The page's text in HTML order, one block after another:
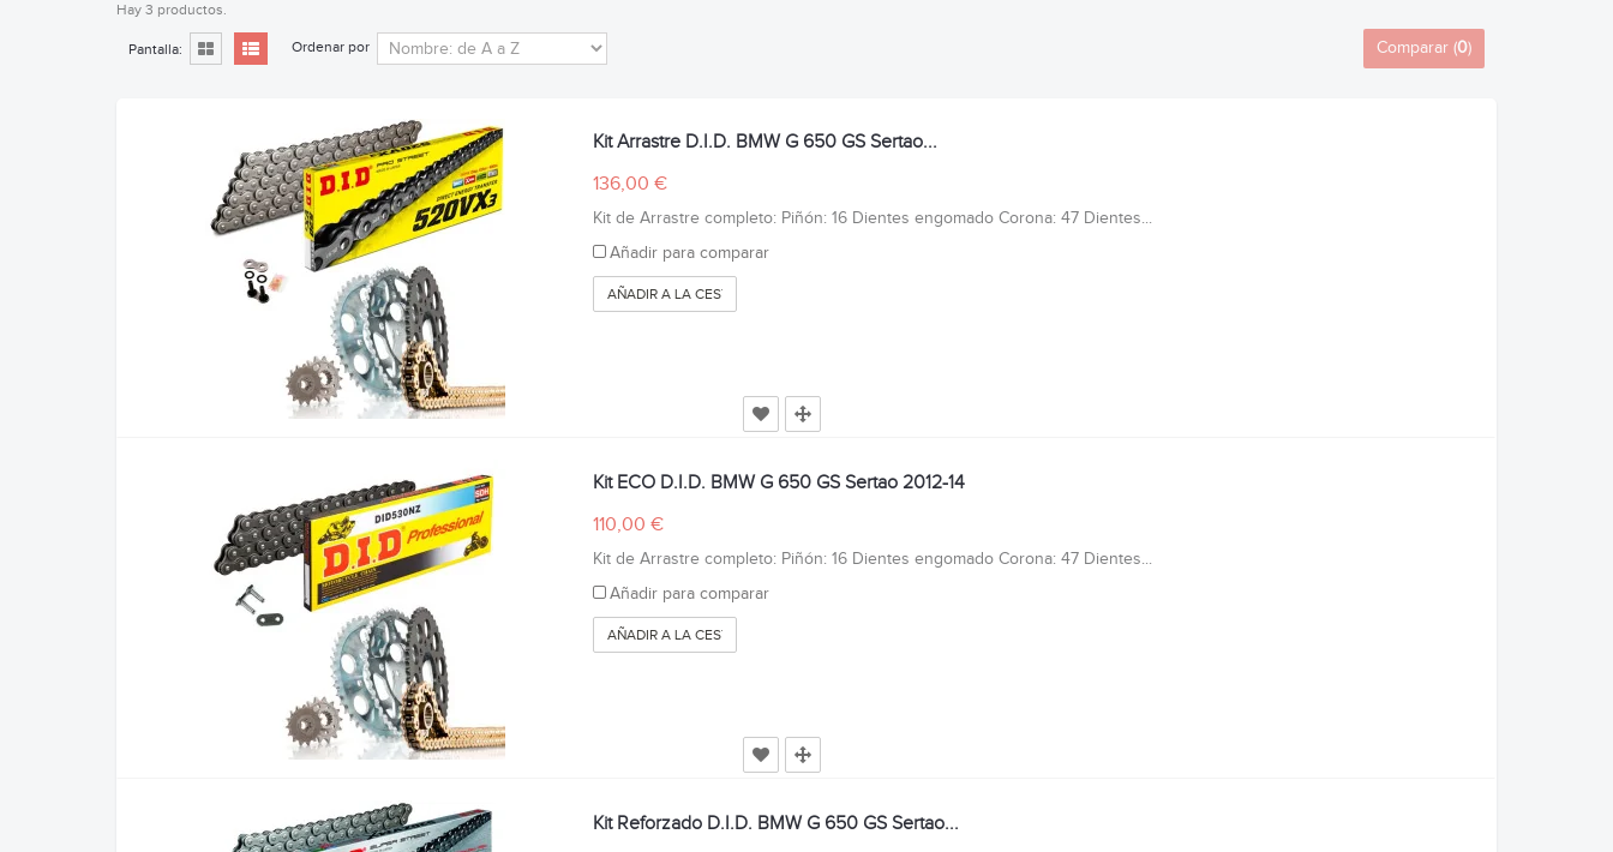
Hay 3 productos.
Pantalla: Ordenar por Comparar (0)
Kit Arrastre D.I.D. BMW G 650 GS Sertao...
136,00 €
Kit de Arrastre completo: Piñón: 16 Dientes engomado Corona: 47 Dientes...
Añadir para comparar
AÑADIR A LA CESTA
Kit ECO D.I.D. BMW G 650 GS Sertao 2012-14
110,00 €
Kit de Arrastre completo: Piñón: 16 Dientes engomado Corona: 47 Dientes...
Añadir para comparar
AÑADIR A LA CESTA
Kit Reforzado D.I.D. BMW G 650 GS Sertao...